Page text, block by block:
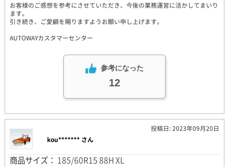
お客様のご感想を参考にさせていただき、今後の業務運営に活かしてまいり
ます。
引き続き、ご愛顧を賜りますようお願い申し上げます。
AUTOWAYカスタマーセンター
参考になった
12
投稿日: 2023年09月20日
kou******* さん
商品サイズ： 185/60R15 88H XL